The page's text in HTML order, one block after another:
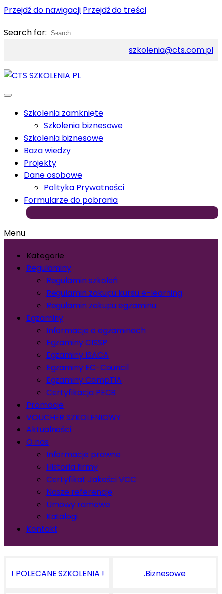
Przejdź do nawigacji Przejdź do treści
Search for:
szkolenia@cts.com.pl
Szkolenia zamknięte
Szkolenia biznesowe
Szkolenia biznesowe
Baza wiedzy
Projekty
Dane osobowe
Polityka Prywatności
Formularze do pobrania
Menu
Kategorie
Regulaminy
Regulamin szkoleń
Regulamin zakupu kursu e-learning
Regulamin zakupu egzaminu
Egzaminy
Informacje o egzaminach
Egzaminy CISSP
Egzaminy ISACA
Egzaminy EC-Council
Egzaminy CompTIA
Certyfikacja PECB
Promocje
VOUCHER SZKOLENIOWY
Aktualności
O nas
Informacje prawne
Historia firmy
Certyfikat Jakości VCC
Nasze referencje
Umowy ramowe
Katalogi
Kontakt
! POLECANE SZKOLENIA ! .Biznesowe